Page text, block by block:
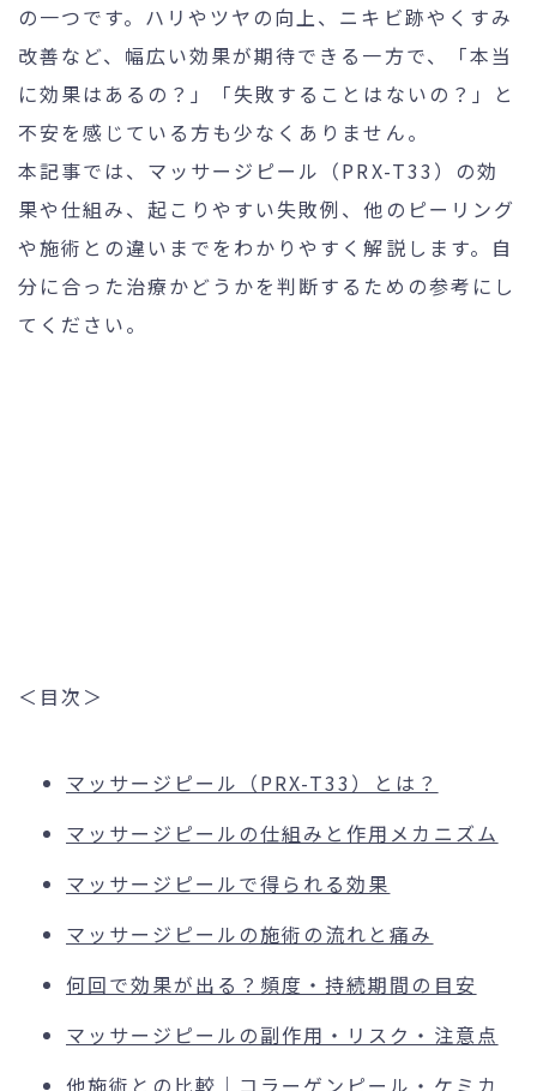
24時間受付
WEB予約
メール
お問い合わせ
個人情報保護方針 特定商取引法に基づく表記
の一つです。ハリやツヤの向上、ニキビ跡やくすみ
改善など、幅広い効果が期待できる一方で、「本当
に効果はあるの？」「失敗することはないの？」と
不安を感じている方も少なくありません。
本記事では、マッサージピール（PRX-T33）の効
果や仕組み、起こりやすい失敗例、他のピーリング
や施術との違いまでをわかりやすく解説します。自
分に合った治療かどうかを判断するための参考にし
てください。
＜目次＞
マッサージピール（PRX-T33）とは？
マッサージピールの仕組みと作用メカニズム
マッサージピールで得られる効果
マッサージピールの施術の流れと痛み
何回で効果が出る？頻度・持続期間の目安
マッサージピールの副作用・リスク・注意点
他施術との比較｜コラーゲンピール・ケミカ